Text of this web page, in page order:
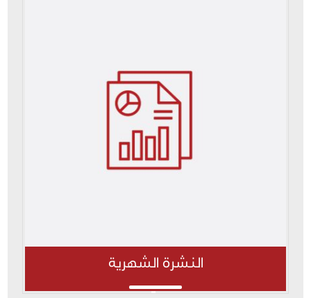
النشرة الشهرية